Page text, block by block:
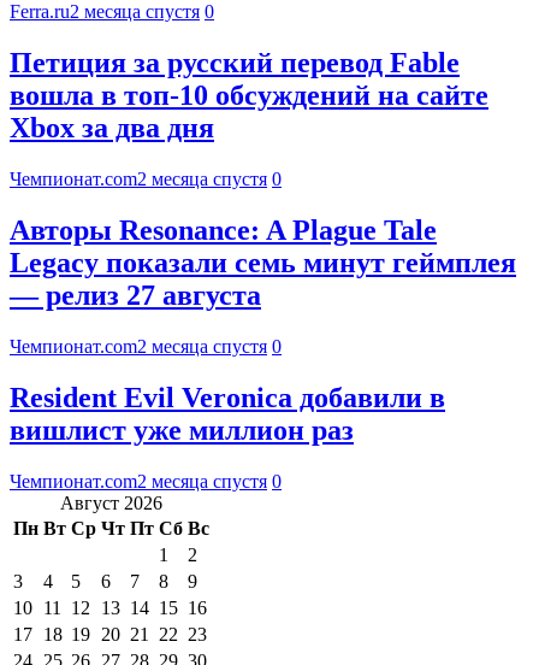
Ferra.ru2 месяца спустя 0
Петиция за русский перевод Fable
вошла в топ-10 обсуждений на сайте
Xbox за два дня
Чемпионат.com2 месяца спустя 0
Авторы Resonance: A Plague Tale
Legacy показали семь минут геймплея
— релиз 27 августа
Чемпионат.com2 месяца спустя 0
Resident Evil Veronica добавили в
вишлист уже миллион раз
Чемпионат.com2 месяца спустя 0
Август 2026
Пн Вт Ср Чт Пт Сб Вс
1
2
3
4 5 6 7 8
9
10 11 12 13 14 15 16
17 18 19 20 21 22 23
24 25 26 27 28 29 30